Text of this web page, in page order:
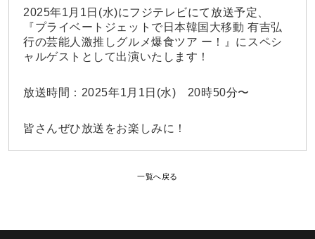
2025年1月1日(水)にフジテレビにて放送予定、
『プライベートジェットで日本韓国大移動 有吉弘
行の芸能人激推しグルメ爆食ツア ー！』にスペシ
ャルゲストとして出演いたします！
放送時間： 2025年1月1日(水) 20時50分〜
皆さんぜひ放送をお楽しみに！
一覧へ戻る